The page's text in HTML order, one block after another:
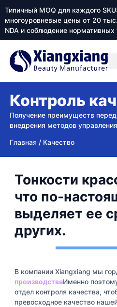
Типичный MOQ для каждого
многоуровневые цены от 20
NDA и соблюдение нормативных
Контроль
Получение преимуществ
внедрения методов
Главная / Качество
Тонкости
что по-
выделяет ее
других.
В компании Xiangxiang мы
производствеИменно
отдел контроля качества,
превосходное качество